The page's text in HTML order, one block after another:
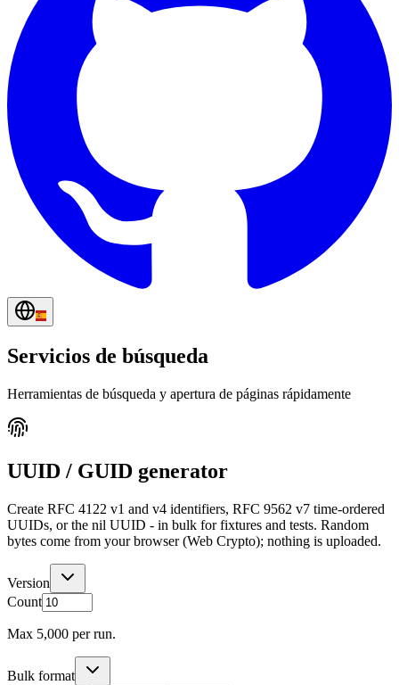
Servicios de búsqueda
Herramientas de búsqueda y apertura de páginas rápidamente
UUID / GUID generator
Create RFC 4122 v1 and v4 identifiers, RFC 9562 v7 time-ordered
UUIDs, or the nil UUID - in bulk for fixtures and tests. Random
bytes come from your browser (Web Crypto); nothing is uploaded.
Version
Count
Max 5,000 per run.
Bulk format